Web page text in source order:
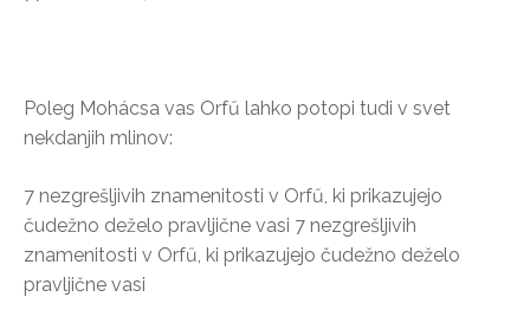
Poleg Mohácsa vas Orfű lahko potopi tudi v svet
nekdanjih mlinov:
7 nezgrešljivih znamenitosti v Orfű, ki prikazujejo
čudežno deželo pravljične vasi 7 nezgrešljivih
znamenitosti v Orfű, ki prikazujejo čudežno deželo
pravljične vasi